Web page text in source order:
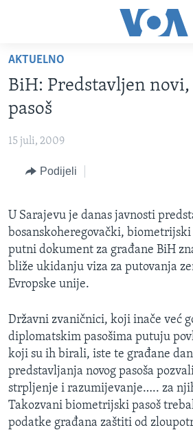
glavni
sadržaj
na
glavnu
navigaciju
TV PROGRAM
FOTOGRAFIJE DANA
VIJESTI
SJEDINJENE AMERIČKE DRŽAVE
SVIJET
NAUKA I TEHNOLOGIJA
KORUPCIJA
SLOBODA MEDIJA
ŽENSKA STRANA
IZBJEGLIČKA STRANA
MAGAZIN
O GLASU AMERIKE
Learning English
PRATITE NAS
AKTUELNO
BiH: Predstavljen
pasoš
15 juli, 2009
Podijeli
U Sarajevu je danas javnosti
bosanskoheregovački, biometrijski
putni dokument za građane BiH
bliže ukidanju viza za putovanja
Evropske unije.
Državni zvaničnici, koji inače već
diplomatskim pasošima putuju
koji su ih birali, iste te građane
predstavljanja novog pasoša
strpljenje i razumijevanje….. za
Takozvani biometrijski pasoš
podatke građana zaštiti od